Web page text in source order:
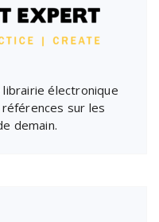
électronique
sur les
demain.